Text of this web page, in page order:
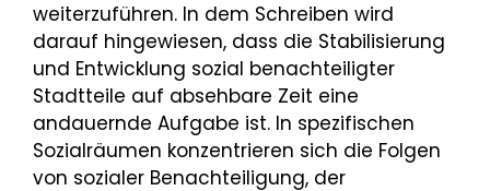
weiterzuführen. In dem Schreiben wird
darauf hingewiesen, dass die Stabilisierung
und Entwicklung sozial benachteiligter
Stadtteile auf absehbare Zeit eine
andauernde Aufgabe ist. In spezifischen
Sozialräumen konzentrieren sich die Folgen
von sozialer Benachteiligung, der